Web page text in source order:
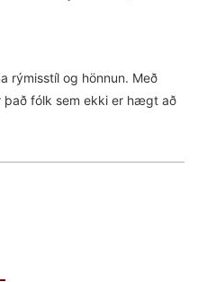
rýmisstíl og hönnun. Með
fólk sem ekki er hægt að